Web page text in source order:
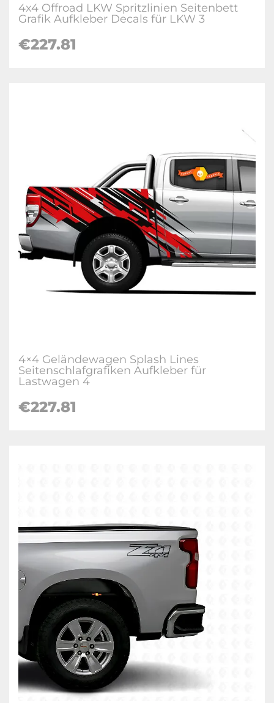
4x4 Offroad LKW Spritzlinien Seitenbett
Grafik Aufkleber Decals für LKW 3
€227.81
4×4 Geländewagen Splash Lines
Seitenschlafgrafiken Aufkleber für
Lastwagen 4
€227.81